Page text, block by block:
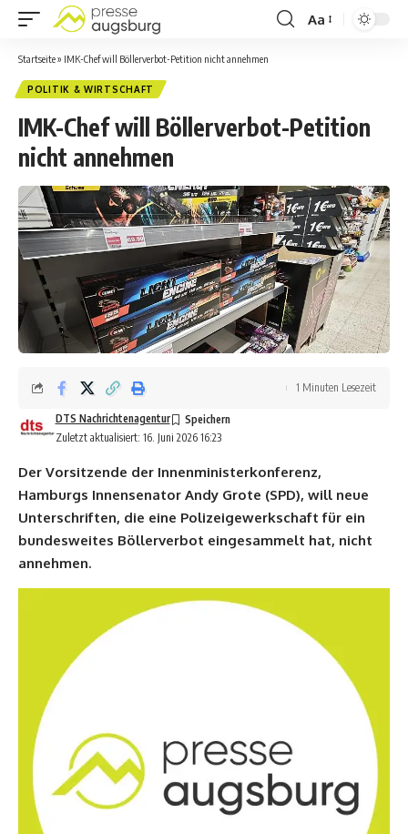
Aa
Startseite» IMK-Chef will Böllerverbot-Petition nicht annehmen
POLITIK & WIRTSCHAFT
IMK-Chef will Böllerverbot-Petition
nicht annehmen
Zuletzt aktualisiert: 16. Juni 2026 16:23
DTS Nachrichtenagentur
1 Minuten Lesezeit
Der Vorsitzende der Innenministerkonferenz,
Hamburgs Innensenator Andy Grote (SPD), will neue
Unterschriften, die eine Polizeigewerkschaft für ein
bundesweites Böllerverbot eingesammelt hat, nicht
annehmen.